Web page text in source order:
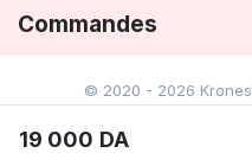
19 000 DA
Commandes
© 2020 - 2026